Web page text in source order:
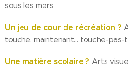
sous les mers
Un jeu de cour de récréation ?
touche, maintenant... touche-
Une matière scolaire ? Arts